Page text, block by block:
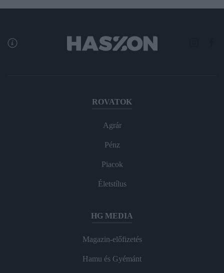
ROVATOK
Agrár
Pénz
Piacok
Életstílus
HG MEDIA
Magazin-előfizetés
Hamu és Gyémánt